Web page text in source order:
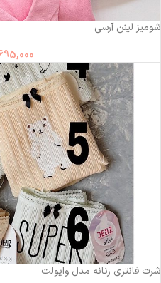
شومیز لینن آرسی
شرت فانتزی زنانه مدل وایولت